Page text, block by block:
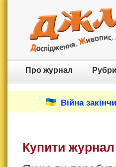
Про журнал
Війна
Купити